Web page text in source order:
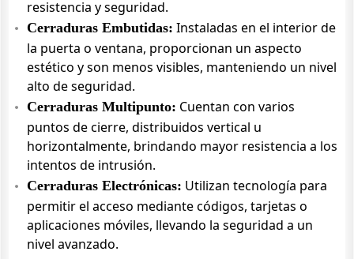
resistencia y seguridad.
Cerraduras Embutidas: Instaladas en el interior de
la puerta o ventana, proporcionan un aspecto
estético y son menos visibles, manteniendo un nivel
alto de seguridad.
Cerraduras Multipunto: Cuentan con varios
puntos de cierre, distribuidos vertical u
horizontalmente, brindando mayor resistencia a los
intentos de intrusión.
Cerraduras Electrónicas: Utilizan tecnología para
permitir el acceso mediante códigos, tarjetas o
aplicaciones móviles, llevando la seguridad a un
nivel avanzado.